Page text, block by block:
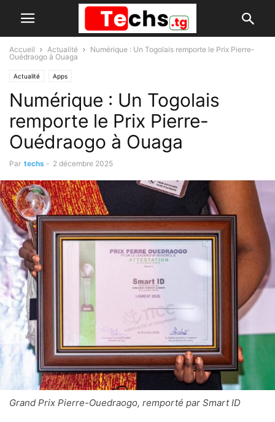
Accueil Actualité
Numérique : Un Togolais remporte le Prix Pierre-
Ouédraogo à Ouaga
Actualité Apps
Numérique : Un Togolais
remporte le Prix Pierre-
Ouédraogo à Ouaga
Par techs - 2 décembre 2025
Grand Prix Pierre-Ouedraogo, remporté par Smart ID